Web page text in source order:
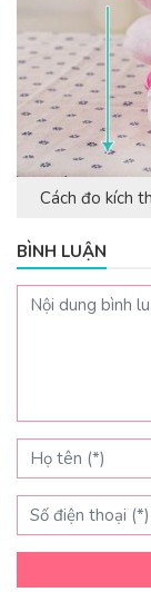
Cách đo kích
BÌNH LUẬN